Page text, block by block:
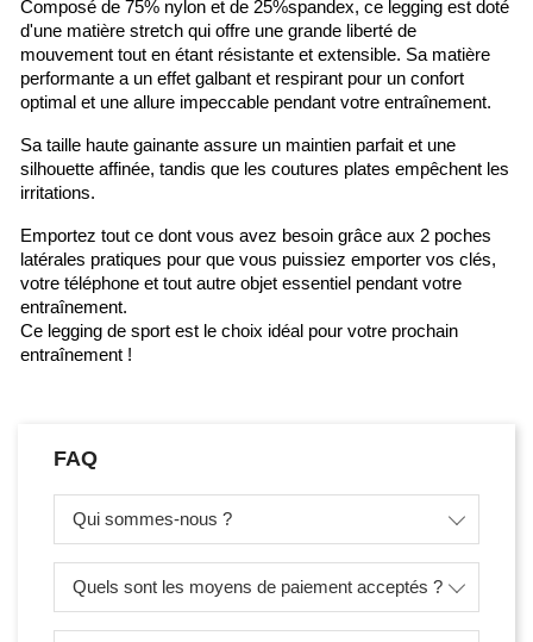
Composé de 75% nylon et de 25%spandex, ce legging est doté
d'une matière stretch qui offre une grande liberté de
mouvement tout en étant résistante et extensible. Sa matière
performante a un effet galbant et respirant pour un confort
optimal et une allure impeccable pendant votre entraînement.
Sa taille haute gainante assure un maintien parfait et une
silhouette affinée, tandis que les coutures plates empêchent les
irritations.
Emportez tout ce dont vous avez besoin grâce aux 2 poches
latérales pratiques pour que vous puissiez emporter vos clés,
votre téléphone et tout autre objet essentiel pendant votre
entraînement.
Ce legging de sport est le choix idéal pour votre prochain
entraînement !
FAQ
Qui sommes-nous ?
Quels sont les moyens de paiement acceptés ?